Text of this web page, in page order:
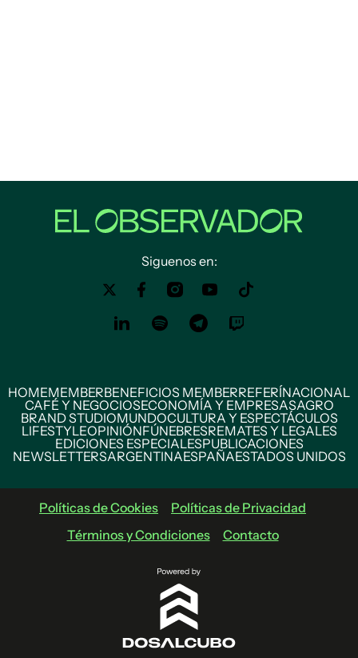
Siguenos en:
HOMEMEMBERBENEFICIOS MEMBERREFERÍNACIONAL
CAFÉ Y NEGOCIOSECONOMÍA Y EMPRESASAGRO
BRAND STUDIOMUNDOCULTURA Y ESPECTÁCULOS
LIFESTYLEOPINIÓNFÚNEBRESREMATES Y LEGALES
EDICIONES ESPECIALESPUBLICACIONES
NEWSLETTERSARGENTINAESPAÑAESTADOS UNIDOS
Políticas de Cookies
Políticas de Privacidad
Términos y Condiciones
Contacto